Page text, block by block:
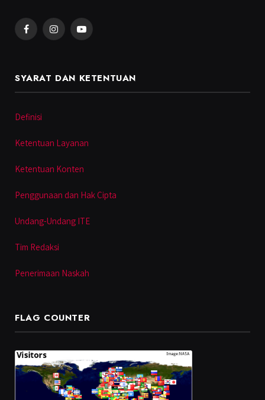
FacebookInstagramYouTube
SYARAT DAN KETENTUAN
Definisi
Ketentuan Layanan
Ketentuan Konten
Penggunaan dan Hak Cipta
Undang-Undang ITE
Tim Redaksi
Penerimaan Naskah
FLAG COUNTER